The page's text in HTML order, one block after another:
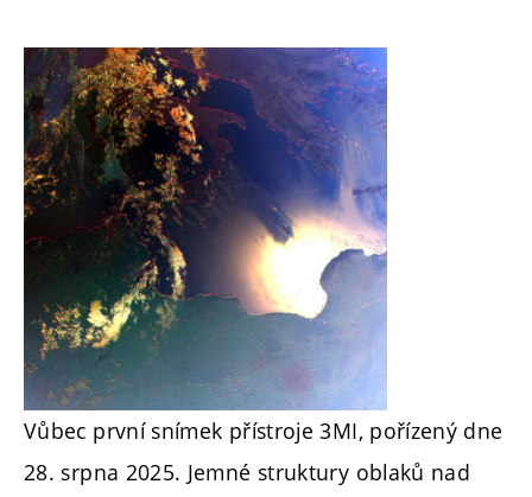
Vůbec první snímek přístroje 3MI, pořízený dne
28. srpna 2025. Jemné struktury oblaků nad